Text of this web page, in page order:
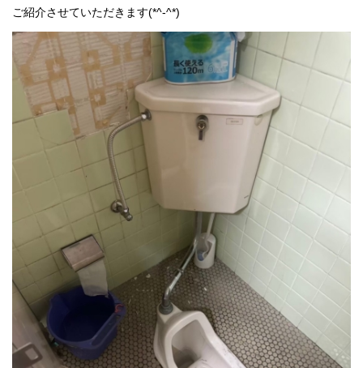
採用情報
プライバシーポリシー
お問い合わせ
お知らせ
スタッフブログ
ご紹介させていただきます(*^-^*)